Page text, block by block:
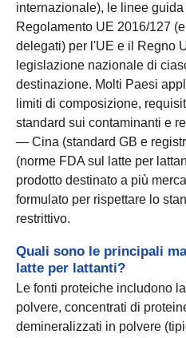
internazionale), le linee guida
Regolamento UE 2016/127
delegati) per l'UE e il Regno
legislazione nazionale di
destinazione. Molti Paesi
limiti di composizione,
standard sui contaminanti e
— Cina (standard GB e
(norme FDA sul latte per
prodotto destinato a più
formulato per rispettare lo
restrittivo.
Quali sono le principali
latte per lattanti?
Le fonti proteiche includono
polvere, concentrati di
demineralizzati in polvere